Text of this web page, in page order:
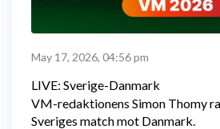
May 17, 2026, 04:56 pm
LIVE: Sverige-Danmark
VM-redaktionens Simon Thomy
Sveriges match mot Danmark.